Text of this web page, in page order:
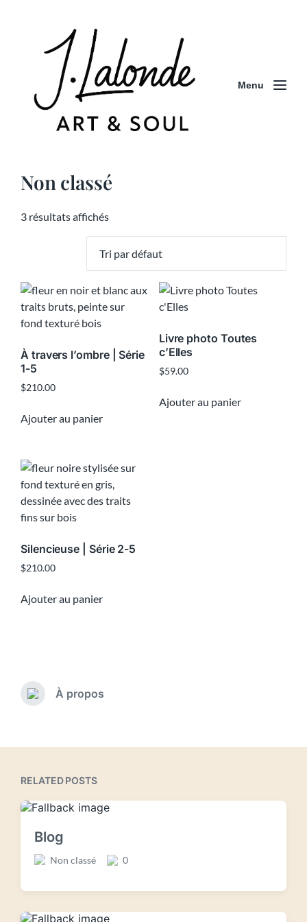
Menu
Non classé
3 résultats affichés
À travers l’ombre | Série
1-5
$210.00
Ajouter au panier
Livre photo Toutes
c’Elles
$59.00
Ajouter au panier
Silencieuse | Série 2-5
$210.00
Ajouter au panier
À propos
RELATED POSTS
Blog
Non classé 0